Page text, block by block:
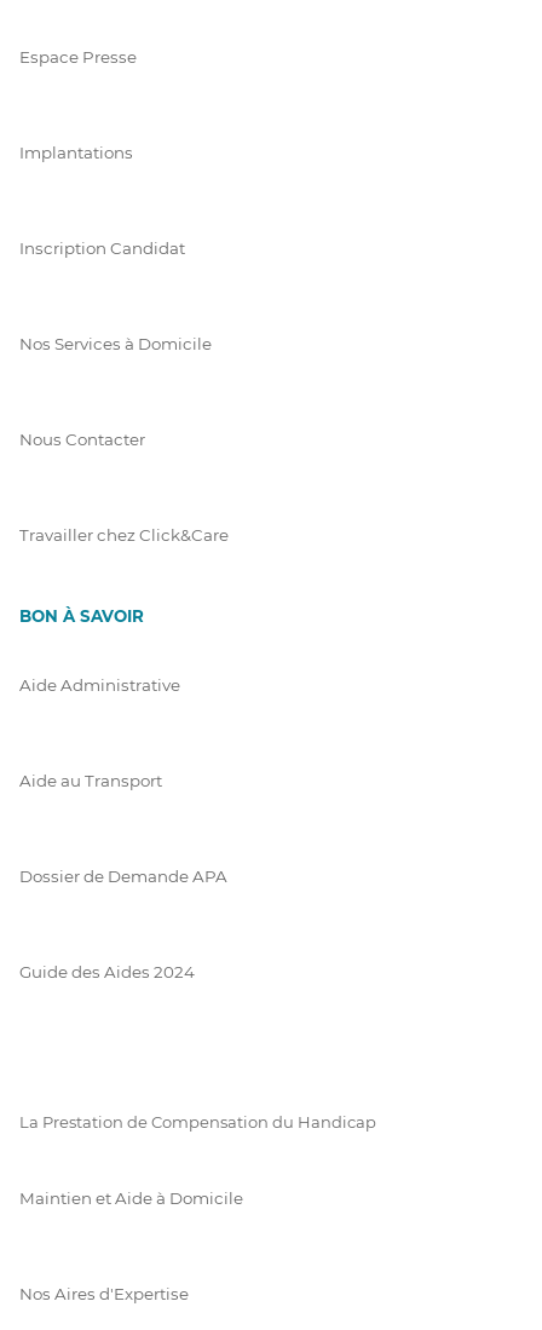
Espace Presse
Implantations
Inscription Candidat
Nos Services à Domicile
Nous Contacter
Travailler chez Click&Care
BON À SAVOIR
Aide Administrative
Aide au Transport
Dossier de Demande APA
Guide des Aides 2024
La Prestation de Compensation du Handicap
Maintien et Aide à Domicile
Nos Aires d'Expertise